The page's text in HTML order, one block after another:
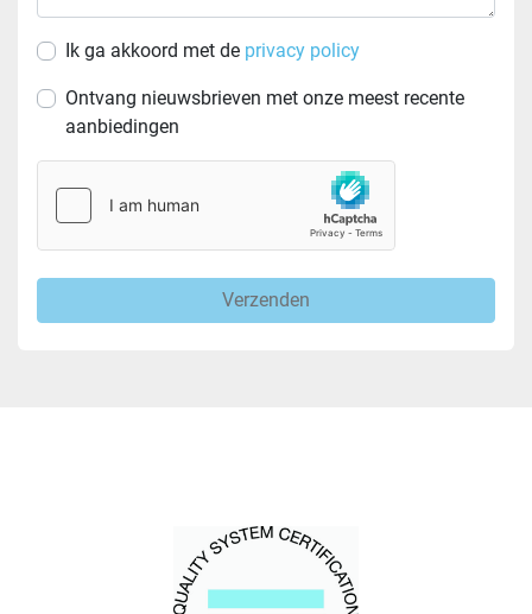
Ik ga akkoord met de privacy policy
Ontvang nieuwsbrieven met onze meest recente
aanbiedingen
Verzenden